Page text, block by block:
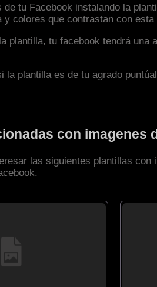
de tu Facebook instalando la
y colores que contrastan con esta
plantilla, tu facebook tendrá
la plantilla es de tu agrado
con imagenes
las siguientes plantillas con